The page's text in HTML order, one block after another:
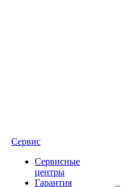
Сервис
Сервисные
центры
Гарантия